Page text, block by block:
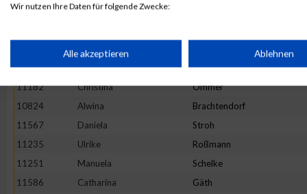
10806
Sarah
Miriam
11644
Magdalena Wettberg
11182
Christina Ommer
10824
Alwina Brachtendorf
11567
Daniela Stroh
11235
Ulrike Roßmann
11251
Manuela Schelke
11586
Catharina Gäth
Wir nutzen Ihre Daten für folgende Zwecke:
Speichern von oder Zugriff auf Informationen auf einem
Verwendung reduzierter Daten zur Auswahl von Werbeanzeigen
Verwendung von Profilen zur Auswahl personalisierter Werbung
Alle akzeptieren Ablehnen